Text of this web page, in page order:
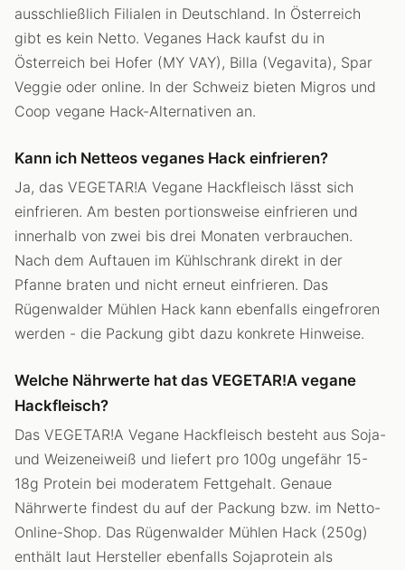
ausschließlich Filialen in Deutschland. In Österreich
gibt es kein Netto. Veganes Hack kaufst du in
Österreich bei Hofer (MY VAY), Billa (Vegavita), Spar
Veggie oder online. In der Schweiz bieten Migros und
Coop vegane Hack-Alternativen an.
Kann ich Netteos veganes Hack einfrieren?
Ja, das VEGETAR!A Vegane Hackfleisch lässt sich
einfrieren. Am besten portionsweise einfrieren und
innerhalb von zwei bis drei Monaten verbrauchen.
Nach dem Auftauen im Kühlschrank direkt in der
Pfanne braten und nicht erneut einfrieren. Das
Rügenwalder Mühlen Hack kann ebenfalls eingefroren
werden - die Packung gibt dazu konkrete Hinweise.
Welche Nährwerte hat das VEGETAR!A vegane
Hackfleisch?
Das VEGETAR!A Vegane Hackfleisch besteht aus Soja-
und Weizeneiweiß und liefert pro 100g ungefähr 15-
18g Protein bei moderatem Fettgehalt. Genaue
Nährwerte findest du auf der Packung bzw. im Netto-
Online-Shop. Das Rügenwalder Mühlen Hack (250g)
enthält laut Hersteller ebenfalls Sojaprotein als